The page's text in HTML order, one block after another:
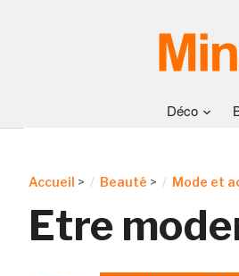
Déco
Accueil > Beauté > Mode et
Etre